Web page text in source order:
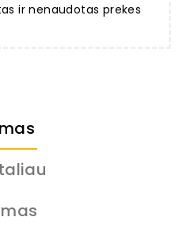
ir nenaudotas prekes